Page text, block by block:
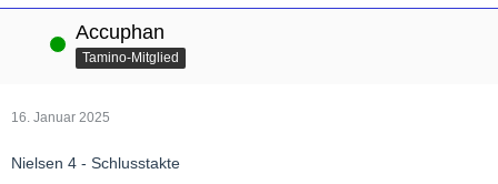
Online Accuphan
Tamino-Mitglied
16. Januar 2025
Nielsen 4 - Schlusstakte